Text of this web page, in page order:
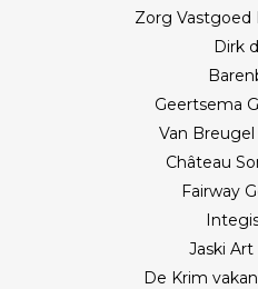
Zorg
Dirk
Geertsema
Van Breugel
Château
Fairway
Jaski Art
De Krim